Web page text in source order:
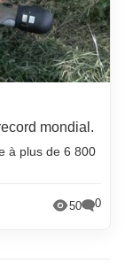
mondial.
à plus de 6 800
50 0